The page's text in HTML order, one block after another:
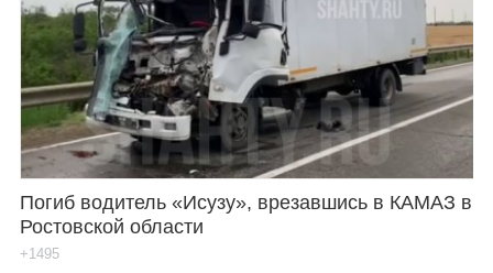
Погиб водитель «Исузу», врезавшись в КАМАЗ в
Ростовской области
+1495